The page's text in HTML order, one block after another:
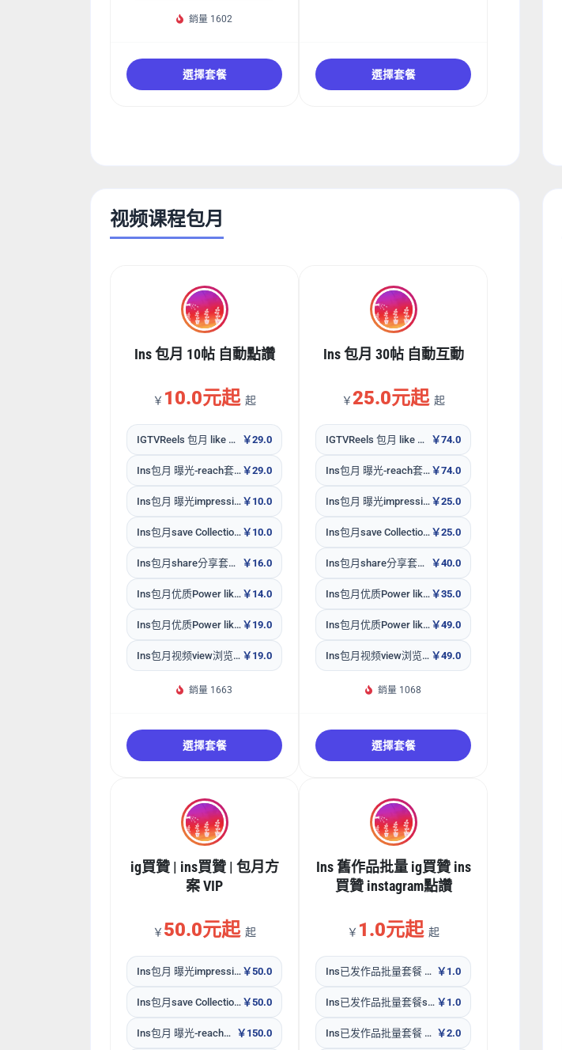
銷量 1602
選擇套餐 選擇套餐
视频课程包月
Ins 包月 10帖 自動點讚
￥ 10.0元起 起
IGTVReels 包月 like 套餐10个新作品 ￥29.0
Ins包月 曝光-reach套餐10个新作品 ￥29.0
Ins包月 曝光impression套餐 10个新作品 ￥10.0
Ins包月save Collections套餐10个新作品 ￥10.0
Ins包月share分享套餐10个新作品 ￥16.0
Ins包月优质Power like mini 赞套餐像真人 10个新作品 ￥14.0
Ins包月优质Power like赞套餐像真人 10个新作品 ￥19.0
Ins包月视频view浏览播放量套餐10个新作品 快 ￥19.0
銷量 1663
選擇套餐
Ins 包月 30帖 自動互動
￥25.0元起 起
IGTVReels 包月 like 套餐30个新作品 ￥74.0
Ins包月 曝光-reach套餐30个新作品 ￥74.0
Ins包月 曝光impression套餐 30个新作品 ￥25.0
Ins包月save Collections套餐30个新作品 ￥25.0
Ins包月share分享套餐30个新作品 ￥40.0
Ins包月优质Power like mini 赞套餐像真人 30个新作品 ￥35.0
Ins包月优质Power like赞套餐像真人 30个新作品 ￥49.0
Ins包月视频view浏览播放量套餐30个新作品 快 ￥49.0
銷量 1068
選擇套餐
ig買贊 | ins買贊 | 包月方
案 VIP
￥ 50.0元起 起
Ins包月 曝光impression套餐 80个新作品 ￥50.0
Ins包月save Collections套餐80个新作品 ￥50.0
Ins包月 曝光-reach套餐80个新作品 ￥150.0
Ins 舊作品批量 ig買贊 ins
買贊 instagram點讚
￥ 1.0元起 起
Ins已发作品批量套餐 曝光impression套餐 ￥1.0
Ins已发作品批量套餐save Collections套餐 ￥1.0
Ins已发作品批量套餐 曝光-reach套餐 ￥2.0